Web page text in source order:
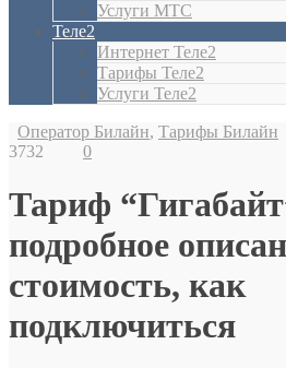
Услуги МТС
Теле2
Интернет Теле2
Тарифы Теле2
Услуги Теле2
Оператор Билайн, Тарифы Билайн
3732
0
Тариф
подробное
стоимость, как
подключиться